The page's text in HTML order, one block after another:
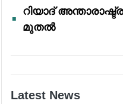
റിയാദ്
മുതൽ
Latest News